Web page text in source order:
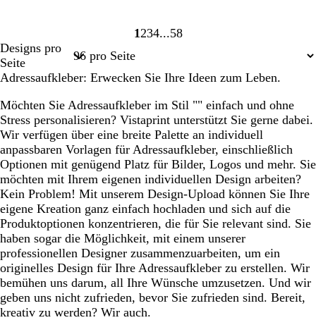
Seite
1Seite
2Seite
3Seite
4
Seite
58
Designs pro
Seite
Adressaufkleber: Erwecken Sie Ihre Ideen zum Leben.
Möchten Sie Adressaufkleber im Stil "" einfach und ohne
Stress personalisieren? Vistaprint unterstützt Sie gerne dabei.
Wir verfügen über eine breite Palette an individuell
anpassbaren Vorlagen für Adressaufkleber, einschließlich
Optionen mit genügend Platz für Bilder, Logos und mehr. Sie
möchten mit Ihrem eigenen individuellen Design arbeiten?
Kein Problem! Mit unserem Design-Upload können Sie Ihre
eigene Kreation ganz einfach hochladen und sich auf die
Produktoptionen konzentrieren, die für Sie relevant sind. Sie
haben sogar die Möglichkeit, mit einem unserer
professionellen Designer zusammenzuarbeiten, um ein
originelles Design für Ihre Adressaufkleber zu erstellen. Wir
bemühen uns darum, all Ihre Wünsche umzusetzen. Und wir
geben uns nicht zufrieden, bevor Sie zufrieden sind. Bereit,
kreativ zu werden? Wir auch.